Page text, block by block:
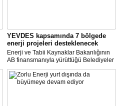
YEVDES kapsamında 7 bölgede
enerji projeleri desteklenecek
Enerji ve Tabii Kaynaklar Bakanlığının
AB finansmanıyla yürüttüğü Belediyeler
ve Üniversiteler İçin Yenilenebilir Enerji
ve Enerji Verimliliği Teknik Destek
Projesi'ne yapılan başvurular